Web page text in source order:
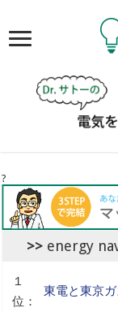
?
energy
１
位：
東電と東京